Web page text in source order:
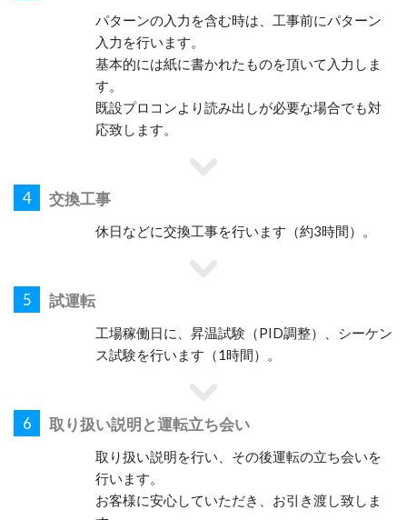
パターンの入力を含む時は、工事前にパターン
入力を行います。
基本的には紙に書かれたものを頂いて入力しま
す。
既設プロコンより読み出しが必要な場合でも対
応致します。
4 交換工事
休日などに交換工事を行います（約3時間）。
5 試運転
工場稼働日に、昇温試験（PID調整）、シーケン
ス試験を行います（1時間）。
6 取り扱い説明と運転立ち会い
取り扱い説明を行い、その後運転の立ち会いを
行います。
お客様に安心していただき、お引き渡し致しま